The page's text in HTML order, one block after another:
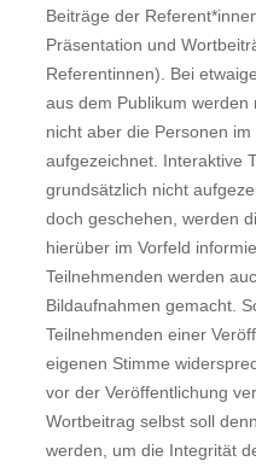
Beiträge der
Präsentation und
Referentinnen). Bei
aus dem Publikum werden
nicht aber die Personen
aufgezeichnet. Interaktive
grundsätzlich nicht
doch geschehen, werden
hierüber im Vorfeld
Teilnehmenden werden
Bildaufnahmen gemacht.
Teilnehmenden einer
eigenen Stimme
vor der Veröffentlichung
Wortbeitrag selbst soll
werden, um die Integrität